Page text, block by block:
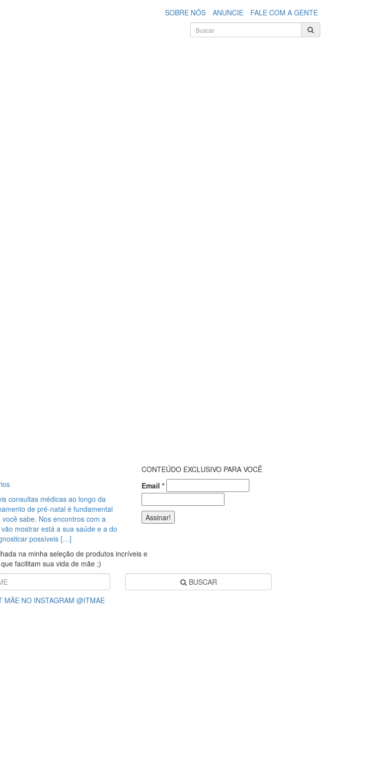
SOBRE NÓS ANUNCIE
FALE COM A GENTE
consultas médicas ao longo da
de pré-natal é fundamental
sabe. Nos encontros com a
mostrar está a sua saúde e a do
possíveis […]
CONTEÚDO EXCLUSIVO PARA VOCÊ
Email *
na minha seleção de produtos incríveis e
facilitam sua vida de mãe ;)
BUSCAR
MÃE NO INSTAGRAM @ITMAE